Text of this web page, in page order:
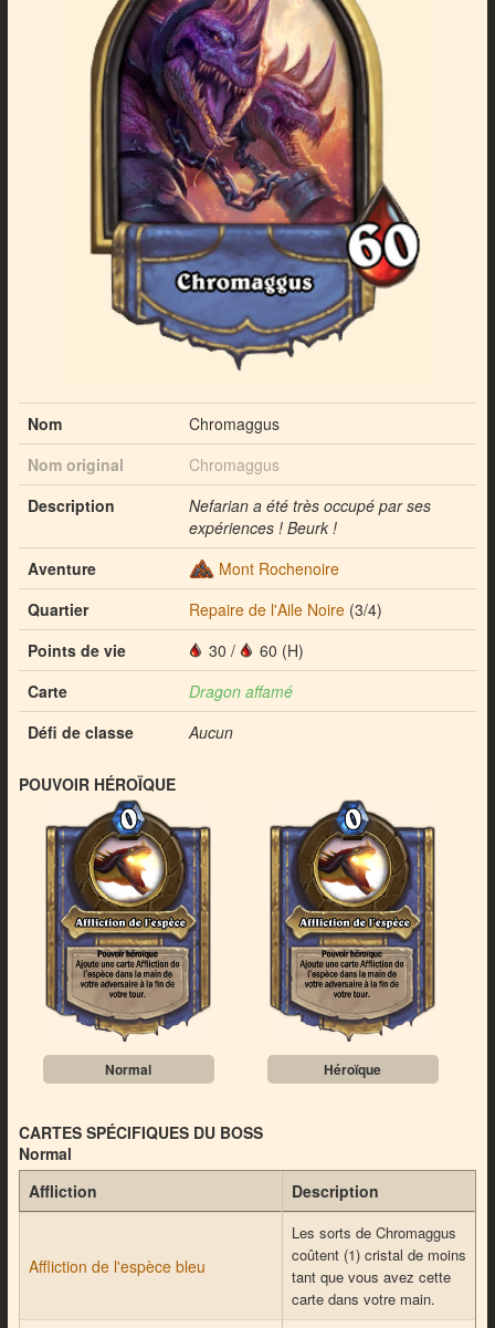
Nom
Chromaggus
Nom original
Chromaggus
Description
Nefarian a été très occupé par ses
expériences ! Beurk !
Aventure
Mont Rochenoire
Quartier
Repaire de l'Aile Noire (3/4)
Points de vie
30 /
60 (H)
Carte
Dragon affamé
Défi de classe
Aucun
POUVOIR HÉROÏQUE
Normal Héroïque
CARTES SPÉCIFIQUES DU BOSS
Normal
Affliction
Description
Affliction de l'espèce bleu
Les sorts de Chromaggus
coûtent (1) cristal de moins
tant que vous avez cette
carte dans votre main.